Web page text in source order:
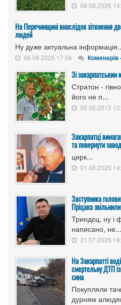
06.08.2026
На Перечинщині внаслідок зіткнення
людей
Ну дуже актуальна
06.08.2026 17:56 Коменарів
Зі закарпатським
Стратон -
його не п...
05.06.2012
Закарпатці
та повернути
цирк...
01.08.2026
Заступника
Пріцака
Триндєц, ну і
написано, не...
21.07.2026
На Закарпатті
смертельну ДТП
сина
Покупляли
дурням